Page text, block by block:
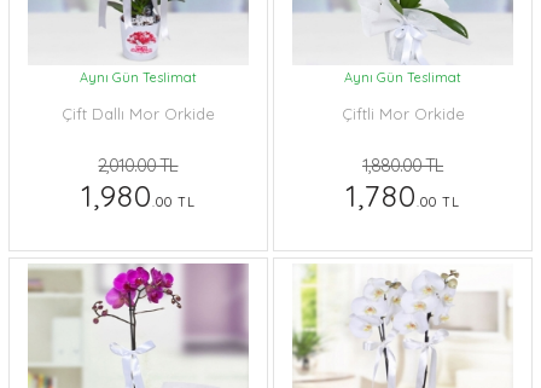
Aynı Gün Teslimat
Çift Dallı Mor Orkide
2,010.00 TL
1,980.00 TL
Aynı Gün Teslimat
Çiftli Mor Orkide
1,880.00 TL
1,780.00 TL